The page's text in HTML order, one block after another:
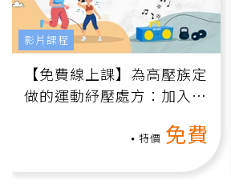
【免費線上課】為高壓族定
做的運動紓壓處方：加入行
特價 免費
影片課程